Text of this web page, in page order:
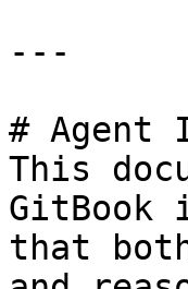
---
# Agent
This
GitBook
that